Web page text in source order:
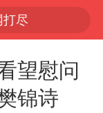
尽
望慰问
锦诗